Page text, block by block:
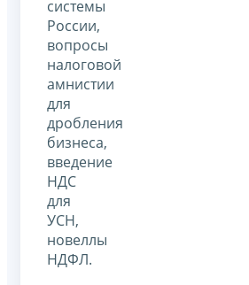
системы
России,
вопросы
налоговой
амнистии
для
дробления
бизнеса,
введение
НДС
для
УСН,
новеллы
НДФЛ.